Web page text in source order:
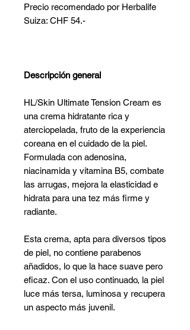
Precio recomendado por Herbalife
Suiza: CHF 54.-
Descripción general
HL/Skin Ultimate Tension Cream es
una crema hidratante rica y
aterciopelada, fruto de la experiencia
coreana en el cuidado de la piel.
Formulada con adenosina,
niacinamida y vitamina B5, combate
las arrugas, mejora la elasticidad e
hidrata para una tez más firme y
radiante.
Esta crema, apta para diversos tipos
de piel, no contiene parabenos
añadidos, lo que la hace suave pero
eficaz. Con el uso continuado, la piel
luce más tersa, luminosa y recupera
un aspecto más juvenil.